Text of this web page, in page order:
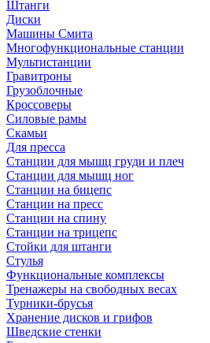
Штанги
Диски
Машины Смита
Многофункциональные станции
Мультистанции
Гравитроны
Грузоблочные
Кроссоверы
Силовые рамы
Скамьи
Для пресса
Станции для мышц груди и плеч
Станции для мышц ног
Станции на бицепс
Станции на пресс
Станции на спину
Станции на трицепс
Стойки для штанги
Стулья
Функциональные комплексы
Тренажеры на свободных весах
Турники-брусья
Хранение дисков и грифов
Шведские стенки